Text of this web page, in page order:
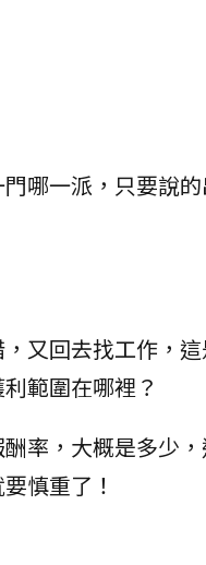
哪一派，只要說
又回去找工作，
範圍在哪裡？
率，大概是多少
慎重了！